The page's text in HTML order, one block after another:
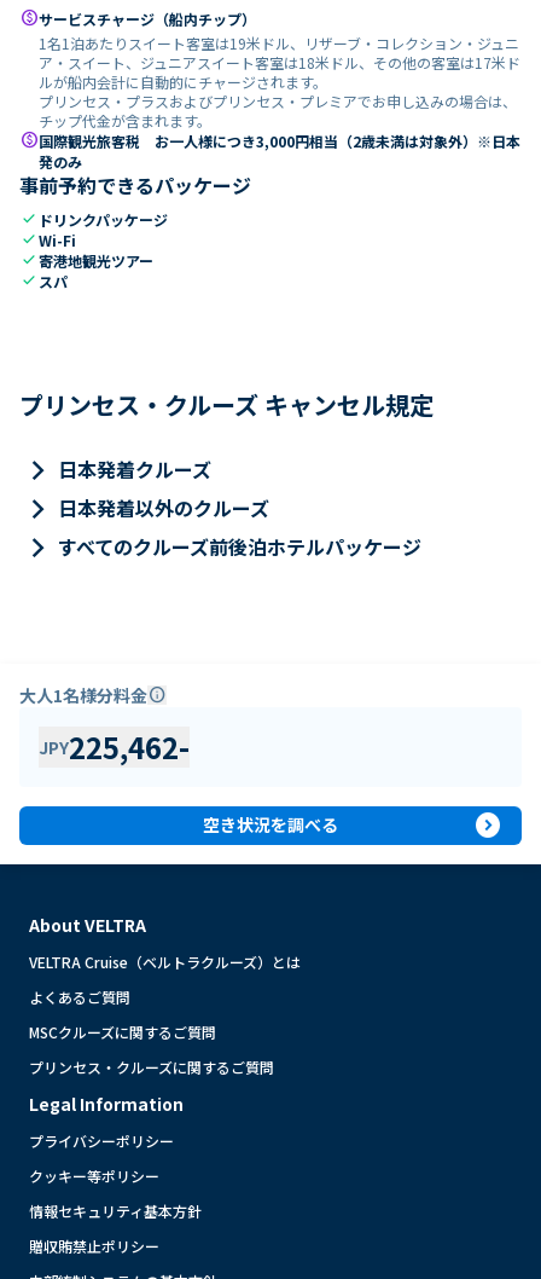
paidサービスチャージ（船内チップ）
1名1泊あたりスイート客室は19米ドル、リザーブ・コレクション・ジュニ
ア・スイート、ジュニアスイート客室は18米ドル、その他の客室は17米ド
ルが船内会計に自動的にチャージされます。
プリンセス・プラスおよびプリンセス・プレミアでお申し込みの場合は、
チップ代金が含まれます。
paid国際観光旅客税 お一人様につき3,000円相当（2歳未満は対象外）※日本
発のみ
事前予約できるパッケージ
check ドリンクパッケージ
checkWi-Fi
check寄港地観光ツアー
check スパ
プリンセス・クルーズ キャンセル規定
keyboard_arrow_right 日本発着クルーズ
keyboard_arrow_right 日本発着以外のクルーズ
keyboard_arrow_right すべてのクルーズ前後泊ホテルパッケージ
大人1名様分料金info
JPY225,462-
空き状況を調べる expand_circle_right
About VELTRA
VELTRA Cruise（ベルトラクルーズ）とは
よくあるご質問
MSCクルーズに関するご質問
プリンセス・クルーズに関するご質問
Legal Information
プライバシーポリシー
クッキー等ポリシー
情報セキュリティ基本方針
贈収賄禁止ポリシー